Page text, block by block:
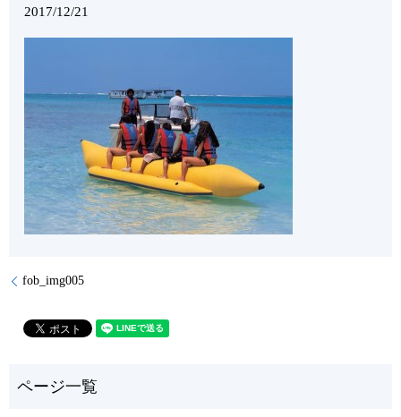
2017/12/21
fob_img005